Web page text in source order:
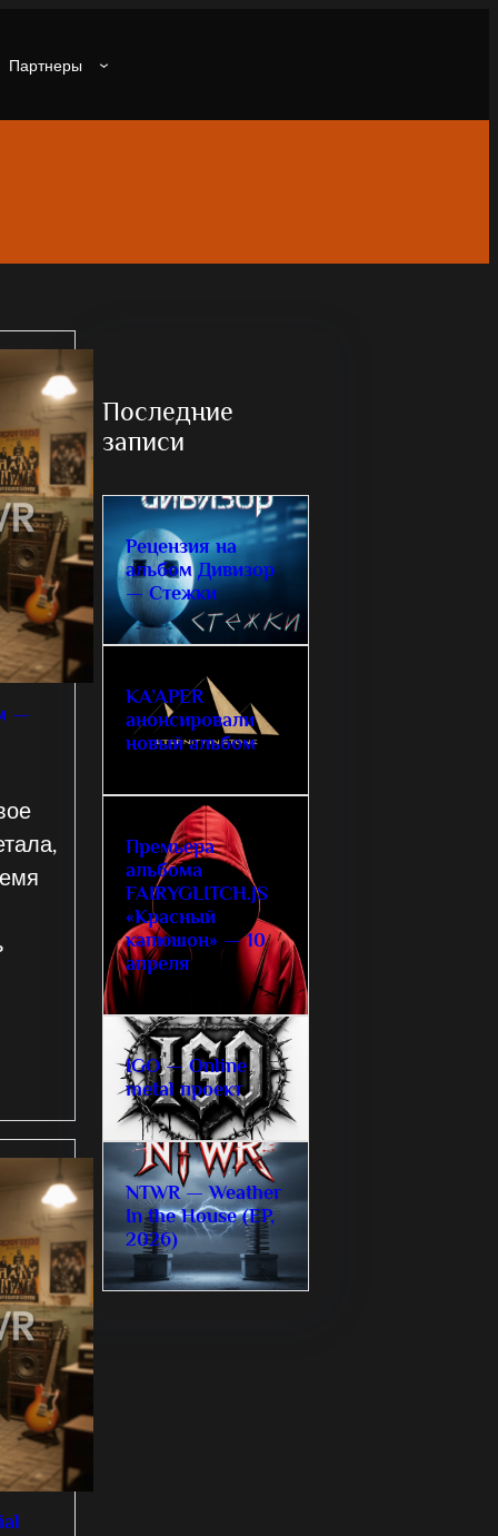
Партнеры
—
Последние
записи
Рецензия на
альбом Дивизор
— Стежки
KA’APER
анонсировали
новый альбом
Премьера
альбома
FAIRYGLITCH.JS
«Красный
капюшон» — 10
апреля
IGO — Online
metal проект
NTWR — Weather
In the House (EP,
2026)